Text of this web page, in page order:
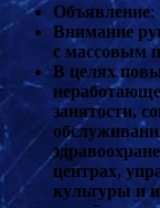
Объявление:
Внимание
с массовым
В целях
занятости,
центрах,
культуры и